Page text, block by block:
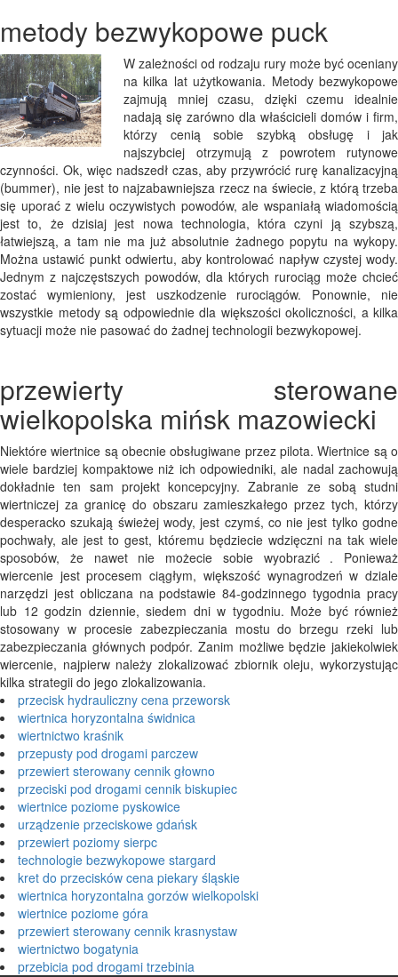
metody bezwykopowe puck
W zależności od rodzaju rury może być oceniany
na kilka lat użytkowania. Metody bezwykopowe
zajmują mniej czasu, dzięki czemu idealnie
nadają się zarówno dla właścicieli domów i firm,
którzy cenią sobie szybką obsługę i jak
najszybciej otrzymują z powrotem rutynowe
czynności. Ok, więc nadszedł czas, aby przywrócić rurę kanalizacyjną
(bummer), nie jest to najzabawniejsza rzecz na świecie, z którą trzeba
się uporać z wielu oczywistych powodów, ale wspaniałą wiadomością
jest to, że dzisiaj jest nowa technologia, która czyni ją szybszą,
łatwiejszą, a tam nie ma już absolutnie żadnego popytu na wykopy.
Można ustawić punkt odwiertu, aby kontrolować napływ czystej wody.
Jednym z najczęstszych powodów, dla których rurociąg może chcieć
zostać wymieniony, jest uszkodzenie rurociągów. Ponownie, nie
wszystkie metody są odpowiednie dla większości okoliczności, a kilka
sytuacji może nie pasować do żadnej technologii bezwykopowej.
przewierty sterowane
wielkopolska mińsk mazowiecki
Niektóre wiertnice są obecnie obsługiwane przez pilota. Wiertnice są o
wiele bardziej kompaktowe niż ich odpowiedniki, ale nadal zachowują
dokładnie ten sam projekt koncepcyjny. Zabranie ze sobą studni
wiertniczej za granicę do obszaru zamieszkałego przez tych, którzy
desperacko szukają świeżej wody, jest czymś, co nie jest tylko godne
pochwały, ale jest to gest, któremu będziecie wdzięczni na tak wiele
sposobów, że nawet nie możecie sobie wyobrazić . Ponieważ
wiercenie jest procesem ciągłym, większość wynagrodzeń w dziale
narzędzi jest obliczana na podstawie 84-godzinnego tygodnia pracy
lub 12 godzin dziennie, siedem dni w tygodniu. Może być również
stosowany w procesie zabezpieczania mostu do brzegu rzeki lub
zabezpieczania głównych podpór. Zanim możliwe będzie jakiekolwiek
wiercenie, najpierw należy zlokalizować zbiornik oleju, wykorzystując
kilka strategii do jego zlokalizowania.
przecisk hydrauliczny cena przeworsk
wiertnica horyzontalna świdnica
wiertnictwo kraśnik
przepusty pod drogami parczew
przewiert sterowany cennik głowno
przeciski pod drogami cennik biskupiec
wiertnice poziome pyskowice
urządzenie przeciskowe gdańsk
przewiert poziomy sierpc
technologie bezwykopowe stargard
kret do przecisków cena piekary śląskie
wiertnica horyzontalna gorzów wielkopolski
wiertnice poziome góra
przewiert sterowany cennik krasnystaw
wiertnictwo bogatynia
przebicia pod drogami trzebinia